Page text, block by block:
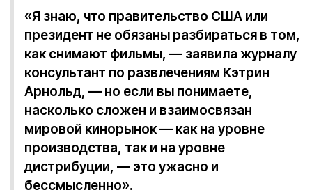
«Я знаю, что правительство США или
президент не обязаны разбираться в том,
как снимают фильмы, — заявила журналу
консультант по развлечениям Кэтрин
Арнольд, — но если вы понимаете,
насколько сложен и взаимосвязан
мировой кинорынок — как на уровне
производства, так и на уровне
дистрибуции, — это ужасно и
бессмысленно».